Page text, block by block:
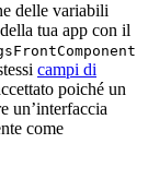
delle variabili
della tua app con il
campi di
poiché un
un’interfaccia
come